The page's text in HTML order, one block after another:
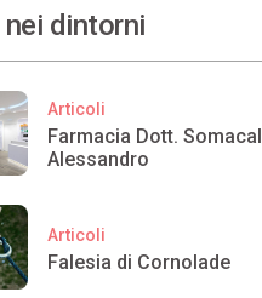
dintorni
Articoli
Farmacia Dott. Somacal
Alessandro
Articoli
Falesia di Cornolade